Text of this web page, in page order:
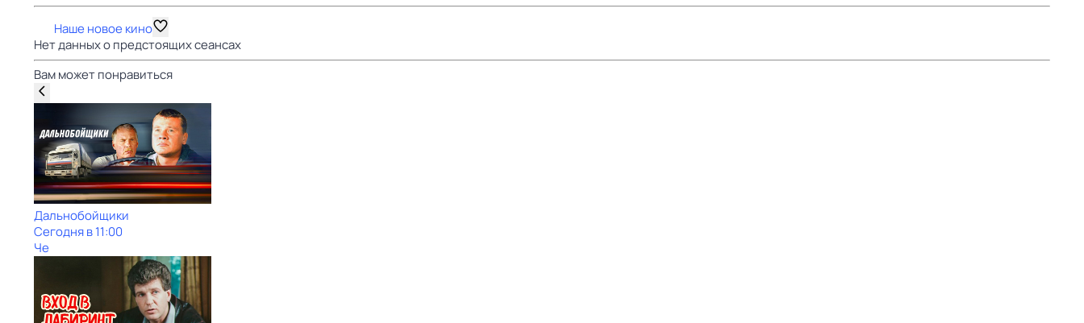
Наше новое кино
Нет данных о предстоящих сеансах
Вам может понравиться
Дальнобойщики
Сегодня в 11:00
Че